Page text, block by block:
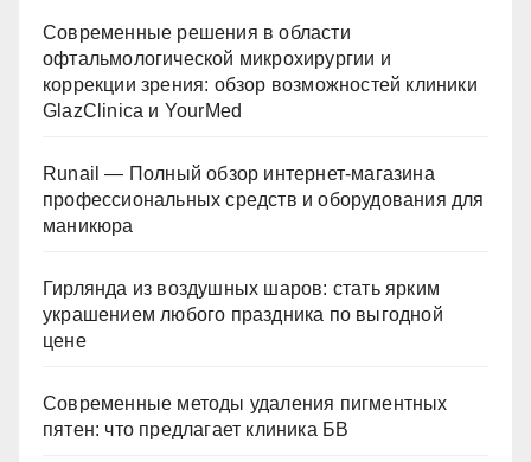
Современные решения в области
офтальмологической микрохирургии и
коррекции зрения: обзор возможностей клиники
GlazClinica и YourMed
Runail — Полный обзор интернет-магазина
профессиональных средств и оборудования для
маникюра
Гирлянда из воздушных шаров: стать ярким
украшением любого праздника по выгодной
цене
Современные методы удаления пигментных
пятен: что предлагает клиника БВ